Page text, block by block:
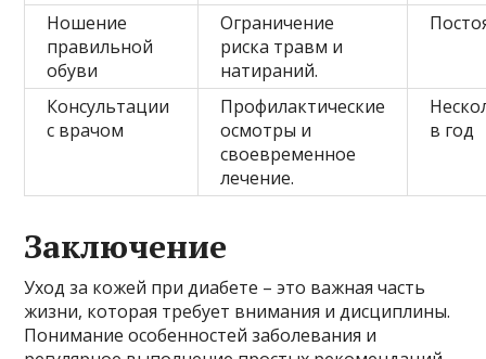
Ношение
правильной
обуви
Ограничение
риска травм и
натираний.
Консультации
с врачом
Профилактические
осмотры и
своевременное
лечение.
в год
Заключение
Уход за кожей при диабете – это важная часть
жизни, которая требует внимания и дисциплины.
Понимание особенностей заболевания и